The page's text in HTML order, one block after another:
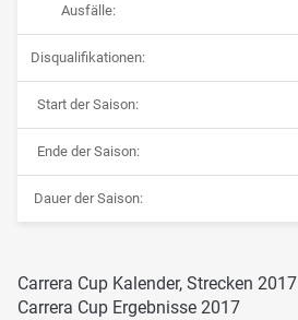
Ausfälle:
Disqualifikationen:
Start der Saison:
Ende der Saison:
Dauer der Saison:
Carrera Cup Kalender, Strecken 2017
Carrera Cup Ergebnisse 2017